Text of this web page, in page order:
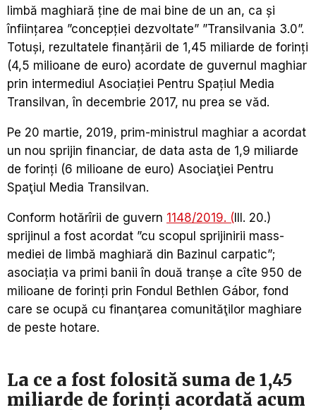
limbă maghiară ține de mai bine de un an, ca și
înființarea ”concepției dezvoltate” ”Transilvania 3.0”.
Totuși, rezultatele finanţării de 1,45 miliarde de forinți
(4,5 milioane de euro) acordate de guvernul maghiar
prin intermediul Asociației Pentru Spațiul Media
Transilvan, în decembrie 2017, nu prea se văd.
Pe 20 martie, 2019, prim-ministrul maghiar a acordat
un nou sprijin financiar, de data asta de 1,9 miliarde
de forinți (6 milioane de euro) Asociaţiei Pentru
Spaţiul Media Transilvan.
Conform hotărîrii de guvern 1148/2019. (III. 20.)
sprijinul a fost acordat ”cu scopul sprijinirii mass-
mediei de limbă maghiară din Bazinul carpatic”;
asociația va primi banii în două tranșe a cîte 950 de
milioane de forinți prin Fondul Bethlen Gábor, fond
care se ocupă cu finanţarea comunităţilor maghiare
de peste hotare.
La ce a fost folosită suma de 1,45
miliarde de forinți acordată acum